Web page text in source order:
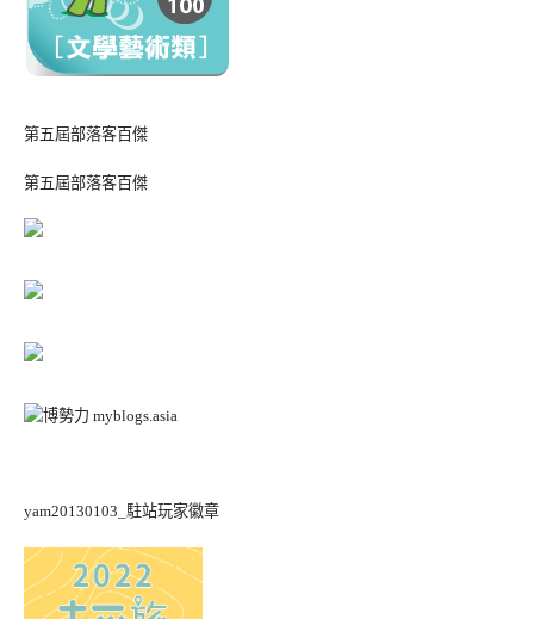
第五屆部落客百傑
第五屆部落客百傑
yam20130103_駐站玩家徽章